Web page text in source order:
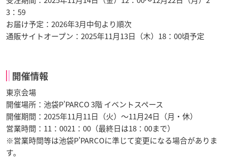
3：59
お届け予定：2026年3月中旬より順次
通販サイトオープン：2025年11月13日（木）18：00頃予定
開催情報
東京会場
開催場所：池袋P’PARCO 3階 イベントスペース
開催期間：2025年11月11日（火）〜11月24日（月・休）
営業時間：11：0021：00（最終日は18：00まで）
※営業時間等は池袋P’PARCOに準じて変更になる場合がありま
す。